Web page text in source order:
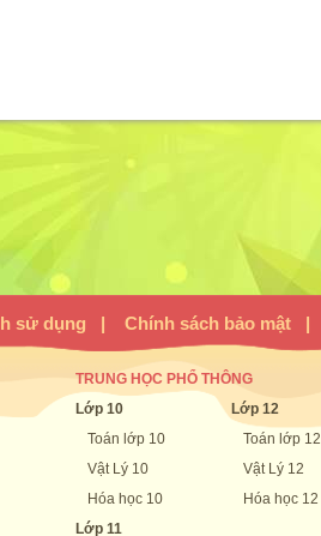
sử dụng | Chính sách bảo mật |
TRUNG HỌC PHỔ THÔNG
Lớp 10
Toán lớp 10
Vật Lý 10
Hóa học 10
Lớp 11
Lớp 12
Toán lớp 12
Vật Lý 12
Hóa học 12